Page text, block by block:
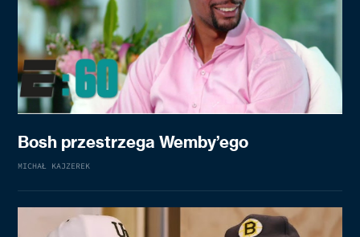
Bosh przestrzega Wemby’ego
MICHAŁ KAJZEREK